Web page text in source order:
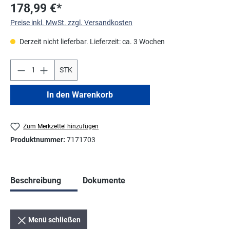
178,99 €*
Preise inkl. MwSt. zzgl. Versandkosten
Derzeit nicht lieferbar. Lieferzeit: ca. 3 Wochen
STK
In den Warenkorb
Zum Merkzettel hinzufügen
Produktnummer: 7171703
Beschreibung Dokumente
Menü schließen